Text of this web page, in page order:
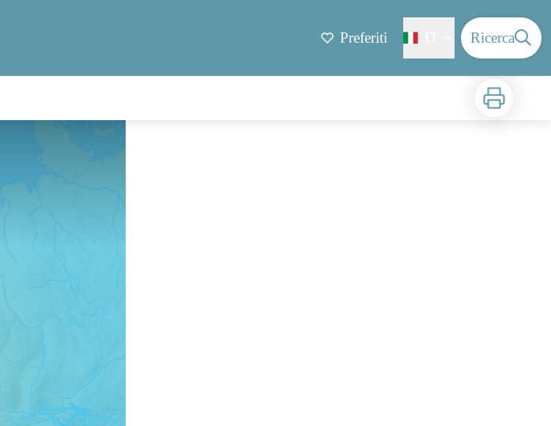
Preferiti Ricerca
Stampa